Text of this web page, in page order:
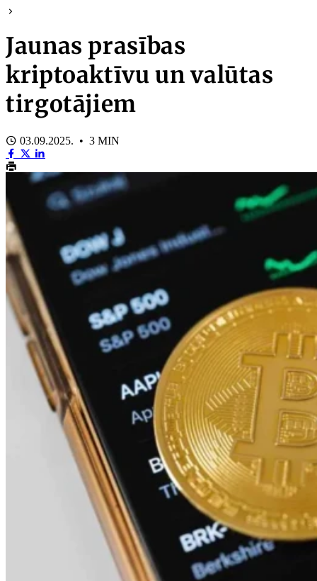
Jaunas prasības
kriptoaktīvu un valūtas
tirgotājiem
03.09.2025. • 3 MIN